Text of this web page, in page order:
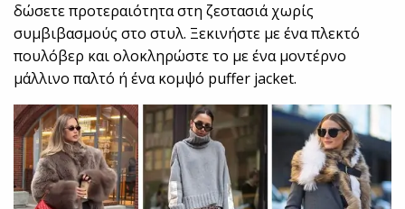
δώσετε προτεραιότητα στη ζεστασιά χωρίς
συμβιβασμούς στο στυλ. Ξεκινήστε με ένα πλεκτό
πουλόβερ και ολοκληρώστε το με ένα μοντέρνο
μάλλινο παλτό ή ένα κομψό puffer jacket.